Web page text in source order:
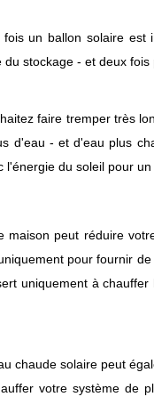
un ballon solaire
stockage - et deux fois
faire tremper très
d'eau - et d'eau plus
du soleil pour un
peut réduire
pour fournir
uniquement à
chaude solaire peut
votre système de